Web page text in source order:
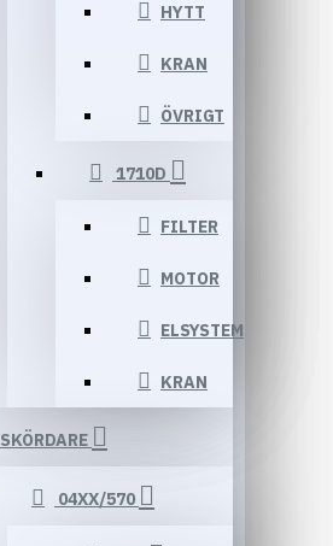
HYTT
KRAN
ÖVRIGT
1710D
FILTER
MOTOR
ELSYSTEM
KRAN
SKÖRDARE
04XX/570